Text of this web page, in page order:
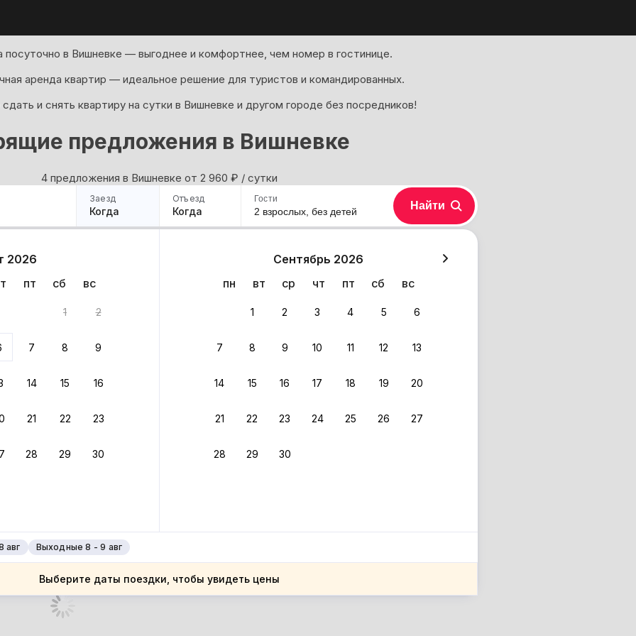
посуточно в Вишневке — выгоднее и комфортнее, чем номер в гостинице.
аренда квартир — идеальное решение для туристов и командированных.
и снять квартиру на сутки в Вишневке и другом городе без посредников!
предложения в Вишневке
4 предложения в Вишневке oт 2 960 ₽ / сутки
Заезд
Когда
Отъезд
Когда
2026
пт сб вс
1 2
7 8 9
14 15 16
21 22 23
28 29 30
Сентябрь 2026
пн
вт ср чт пт сб вс
1 2 3 4 5 6
7 8 9 10 11 12 13
14 15 16 17 18 19 20
21 22 23 24 25 26 27
28 29 30
авг Выходные 8 - 9 авг
Выберите даты поездки, чтобы увидеть цены
Гости
2 взрослых, без детей Найти
4%